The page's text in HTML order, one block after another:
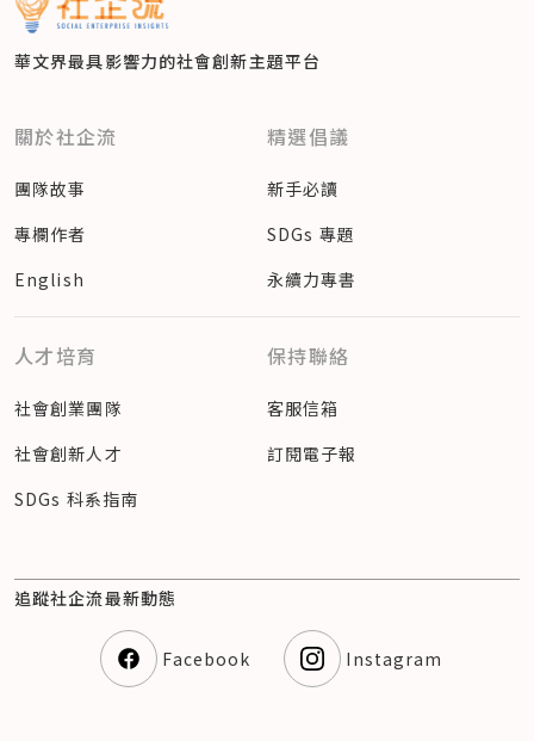
華文界最具影響力的社會創新主題平台
關於社企流
團隊故事
專欄作者
English
精選倡議
新手必讀
SDGs 專題
永續力專書
人才培育
社會創業團隊
社會創新人才
SDGs 科系指南
保持聯絡
客服信箱
訂閱電子報
追蹤社企流最新動態
Facebook Instagram